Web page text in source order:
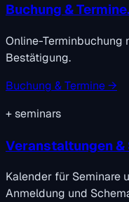
Buchung & Termine.
Online-Terminbuchung
Bestätigung.
Buchung & Termine →
+seminars
Veranstaltungen &
Kalender für Seminare
Anmeldung und